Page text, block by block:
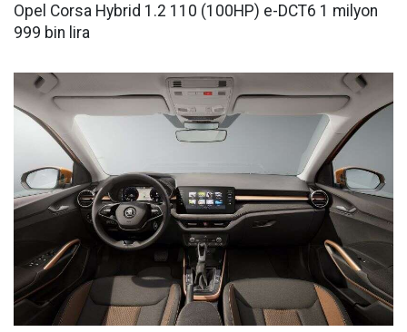
Opel Corsa Hybrid 1.2 110 (100HP) e-DCT6 1 milyon
999 bin lira